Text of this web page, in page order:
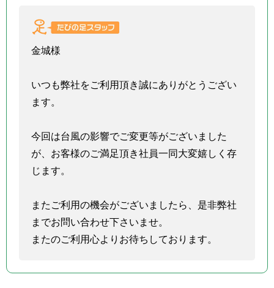
金城様
いつも弊社をご利用頂き誠にありがとうござい
ます。
今回は台風の影響でご変更等がございました
が、お客様のご満足頂き社員一同大変嬉しく存
じます。
またご利用の機会がございましたら、是非弊社
までお問い合わせ下さいませ。
またのご利用心よりお待ちしております。